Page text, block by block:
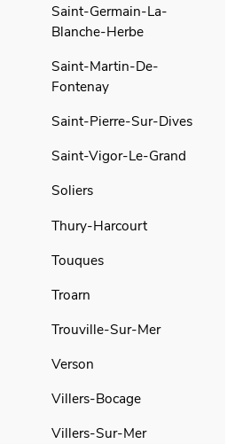
Saint-Germain-La-
Blanche-Herbe
Saint-Martin-De-
Fontenay
Saint-Pierre-Sur-Dives
Saint-Vigor-Le-Grand
Soliers
Thury-Harcourt
Touques
Troarn
Trouville-Sur-Mer
Verson
Villers-Bocage
Villers-Sur-Mer